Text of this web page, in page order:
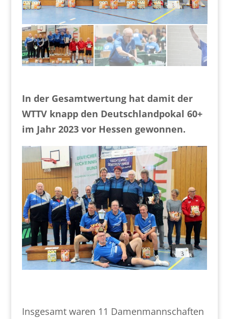
In der Gesamtwertung hat damit der
WTTV knapp den Deutschlandpokal 60+
im Jahr 2023 vor Hessen gewonnen.
Insgesamt waren 11 Damenmannschaften